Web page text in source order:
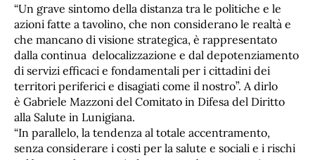
“Un grave sintomo della distanza tra le politiche e le
azioni fatte a tavolino, che non considerano le realtà e
che mancano di visione strategica, è rappresentato
dalla continua delocalizzazione e dal depotenziamento
di servizi efficaci e fondamentali per i cittadini dei
territori periferici e disagiati come il nostro”. A dirlo
è Gabriele Mazzoni del Comitato in Difesa del Diritto
alla Salute in Lunigiana.
“In parallelo, la tendenza al totale accentramento,
senza considerare i costi per la salute e sociali e i rischi